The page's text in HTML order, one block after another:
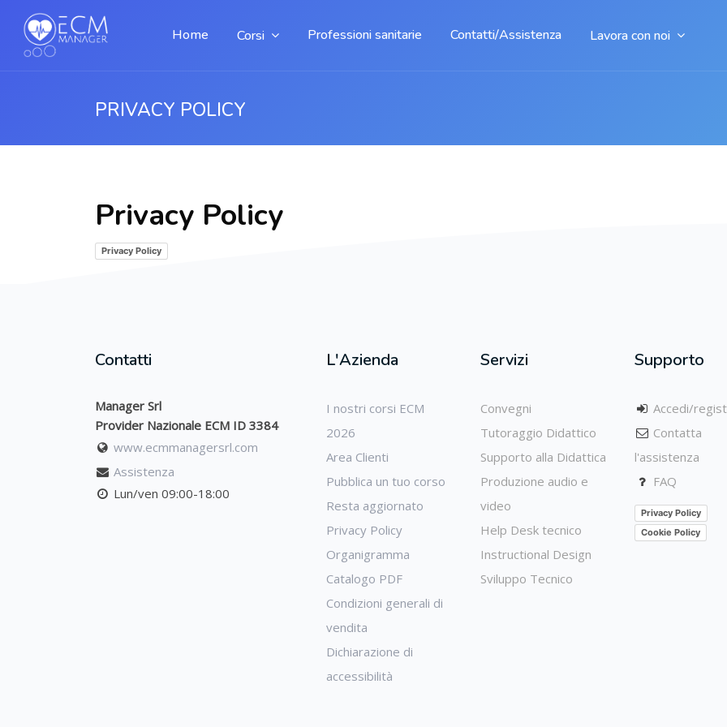
Home Corsi Professioni sanitarie Contatti/Assistenza Lavora con noi
PRIVACY POLICY
Privacy Policy
Privacy Policy
Contatti
Manager Srl
Provider Nazionale ECM ID 3384
www.ecmmanagersrl.com
Assistenza
Lun/ven 09:00-18:00
L'Azienda
I nostri corsi ECM
2026
Area Clienti
Pubblica un tuo corso
Resta aggiornato
Privacy Policy
Organigramma
Catalogo PDF
Condizioni generali di
vendita
Dichiarazione di
accessibilità
Servizi
Convegni
Tutoraggio Didattico
Supporto alla Didattica
Produzione audio e
video
Help Desk tecnico
Instructional Design
Sviluppo Tecnico
Supporto
Accedi/
Contatta
l'assistenza
FAQ
Privacy Policy
Cookie Policy